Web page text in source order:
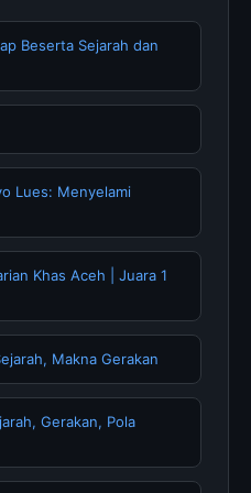
Beserta Sejarah dan
Lues: Menyelami
Khas Aceh | Juara 1
Makna Gerakan
Gerakan, Pola